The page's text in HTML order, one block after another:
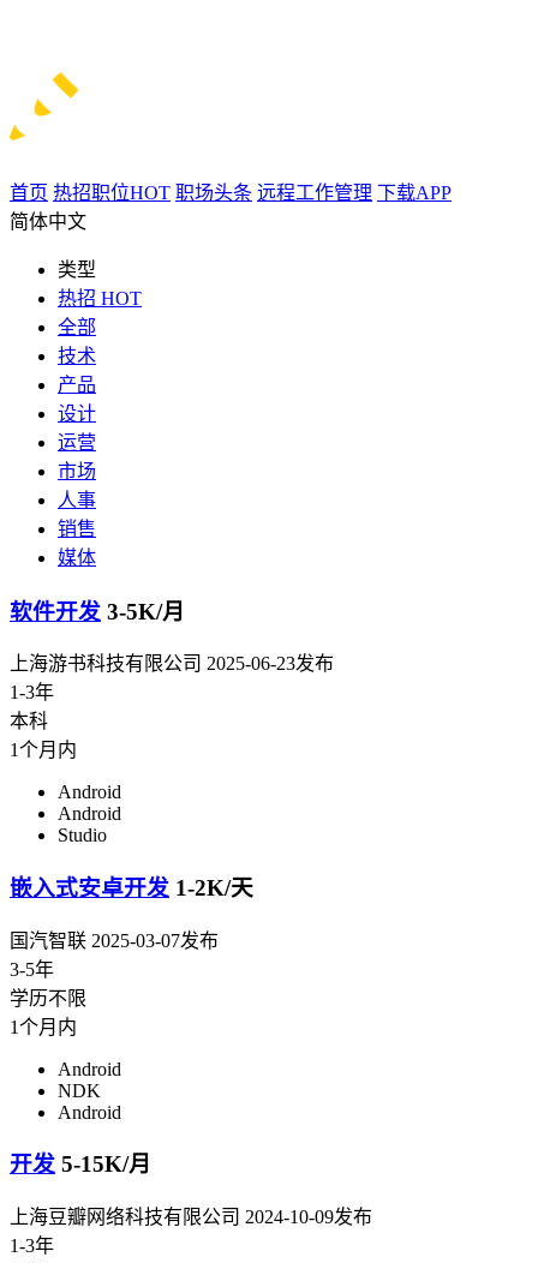
首页 热招职位HOT 职场头条 远程工作管理 下载APP
简体中文
类型
热招 HOT
全部
技术
产品
设计
运营
市场
人事
销售
媒体
软件开发 3-5K/月
上海游书科技有限公司 2025-06-23发布
1-3年
本科
1个月内
Android
Android
Studio
嵌入式安卓开发 1-2K/天
国汽智联 2025-03-07发布
3-5年
学历不限
1个月内
Android
NDK
Android
开发 5-15K/月
上海豆瓣网络科技有限公司 2024-10-09发布
1-3年